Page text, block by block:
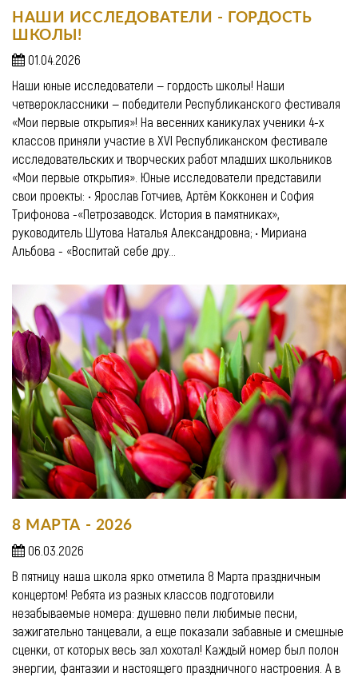
НАШИ ИССЛЕДОВАТЕЛИ - ГОРДОСТЬ
ШКОЛЫ!
01.04.2026
Наши юные исследователи — гордость школы! Наши
четвероклассники — победители Республиканского фестиваля
«Мои первые открытия»! На весенних каникулах ученики 4-х
классов приняли участие в XVI Республиканском фестивале
исследовательских и творческих работ младших школьников
«Мои первые открытия». Юные исследователи представили
свои проекты: • Ярослав Готчиев, Артём Кокконен и София
Трифонова -«Петрозаводск. История в памятниках»,
руководитель Шутова Наталья Александровна; • Мириана
Альбова - «Воспитай себе дру...
8 МАРТА - 2026
06.03.2026
В пятницу наша школа ярко отметила 8 Марта праздничным
концертом! Ребята из разных классов подготовили
незабываемые номера: душевно пели любимые песни,
зажигательно танцевали, а еще показали забавные и смешные
сценки, от которых весь зал хохотал! Каждый номер был полон
энергии, фантазии и настоящего праздничного настроения. А в